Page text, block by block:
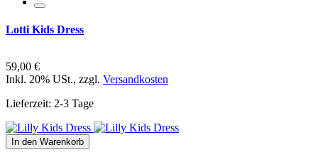
Lotti Kids Dress
59,00 €
Inkl. 20% USt., zzgl. Versandkosten
Lieferzeit: 2-3 Tage
In den Warenkorb